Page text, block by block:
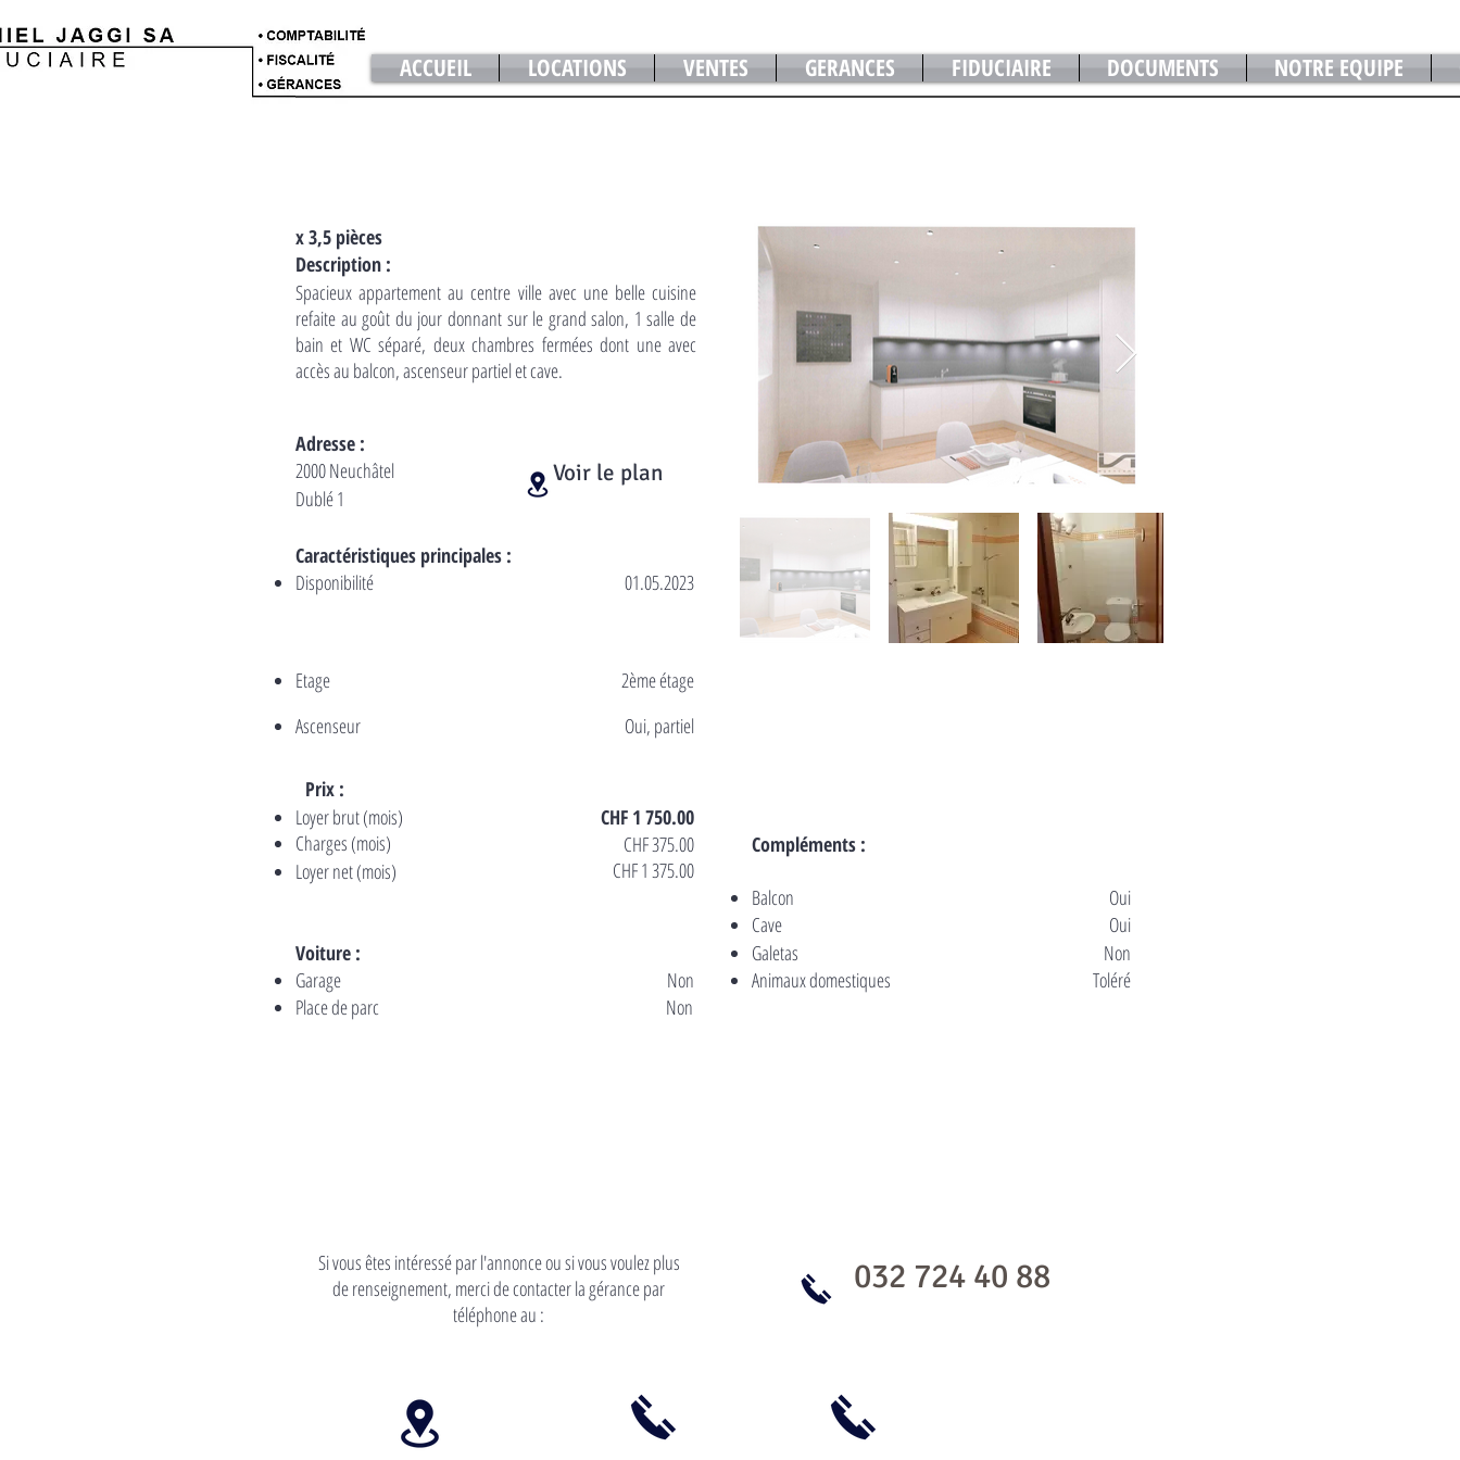
x 3,5 pièces
Loyer net (mois)
Loyer brut (mois)
Prix :
CHF 1 375.00
CHF 375.00
CHF 1 750.00
Description :
Caractéristiques principales :
Etage
Disponibilité
2ème étage
Spacieux appartement au centre ville avec une belle cuisine
refaite au goût du jour donnant sur le grand salon, 1 salle de
bain et WC séparé, deux chambres fermées dont une avec
accès au balcon, ascenseur partiel et cave.
01.05.2023
Voir le plan
Adresse :
Dublé 1
2000 Neuchâtel
Ascenseur Oui, partiel
Voiture :
Garage
Non
Place de parc
Non
Charges (mois) Compléments :
Balcon
Oui
Cave
Oui
Galetas
Non
Animaux domestiques
Toléré
Si vous êtes intéressé par l'annonce ou si vous voulez plus
de renseignement, merci de contacter la gérance par
téléphone au :
032 724 40 88
ACCUEIL LOCATIONS VENTES GERANCES FIDUCIAIRE DOCUMENTS NOTRE EQUIPE